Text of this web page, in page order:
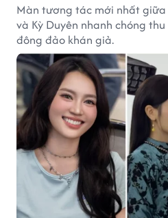
Màn tương tác mới nhất
và Kỳ Duyên nhanh chóng
đông đảo khán giả.